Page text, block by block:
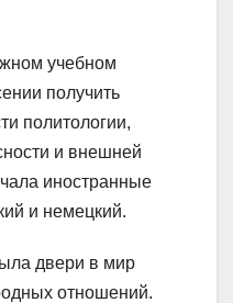
учебном
получить
политологии,
и внешней
иностранные
и немецкий.
двери в мир
отношений.